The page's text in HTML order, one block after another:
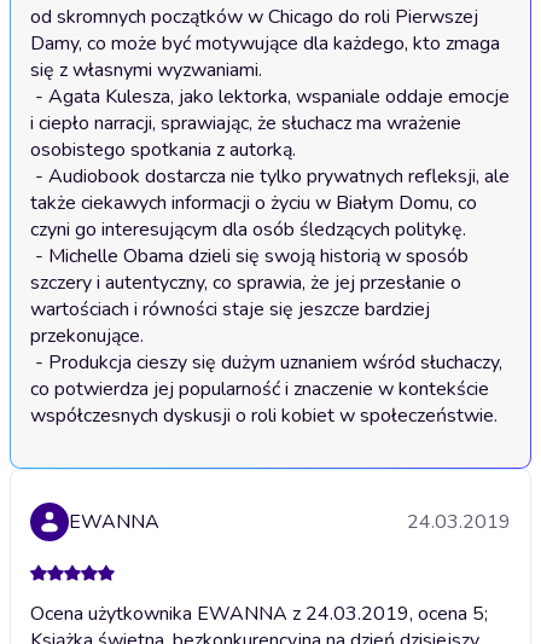
od skromnych początków w Chicago do roli Pierwszej
Damy, co może być motywujące dla każdego, kto zmaga
się z własnymi wyzwaniami.
i ciepło narracji, sprawiając, że słuchacz ma wrażenie
osobistego spotkania z autorką.
także ciekawych informacji o życiu w Białym Domu, co
czyni go interesującym dla osób śledzących politykę.
szczery i autentyczny, co sprawia, że jej przesłanie o
wartościach i równości staje się jeszcze bardziej
przekonujące.
co potwierdza jej popularność i znaczenie w kontekście
EWANNA 24.03.2019
Ocena użytkownika EWANNA z 24.03.2019, ocena 5;